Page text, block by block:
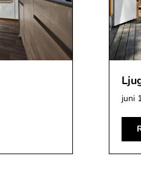
juni